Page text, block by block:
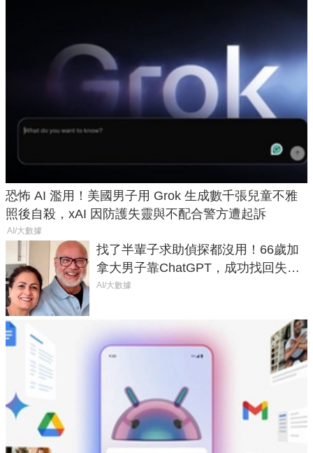
恐怖 AI 濫用！美國男子用 Grok 生成數千張兒童不雅
照後自殺，xAI 因防護失靈與不配合警方遭起訴
AI/大數據
找了半輩子求助偵探都沒用！66歲加
拿大男子靠ChatGPT，成功找回失散
50年家人
AI/大數據